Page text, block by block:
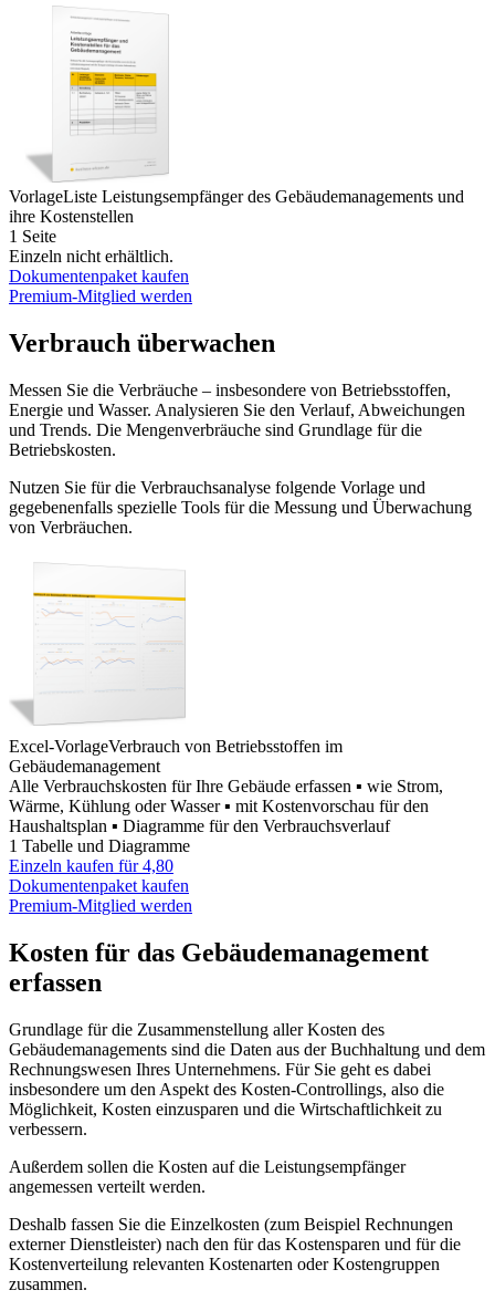
VorlageListe Leistungsempfänger des Gebäudemanagements und
ihre Kostenstellen
1 Seite
Einzeln nicht erhältlich.
Dokumentenpaket kaufen
Premium-Mitglied werden
Verbrauch überwachen
Messen Sie die Verbräuche – insbesondere von Betriebsstoffen,
Energie und Wasser. Analysieren Sie den Verlauf, Abweichungen
und Trends. Die Mengenverbräuche sind Grundlage für die
Betriebskosten.
Nutzen Sie für die Verbrauchsanalyse folgende Vorlage und
gegebenenfalls spezielle Tools für die Messung und Überwachung
von Verbräuchen.
Excel-VorlageVerbrauch von Betriebsstoffen im
Gebäudemanagement
Alle Verbrauchskosten für Ihre Gebäude erfassen ▪ wie Strom,
Wärme, Kühlung oder Wasser ▪ mit Kostenvorschau für den
Haushaltsplan ▪ Diagramme für den Verbrauchsverlauf
1 Tabelle und Diagramme
Einzeln kaufen für4,80
Dokumentenpaket kaufen
Premium-Mitglied werden
Kosten für das Gebäudemanagement
erfassen
Grundlage für die Zusammenstellung aller Kosten des
Gebäudemanagements sind die Daten aus der Buchhaltung und dem
Rechnungswesen Ihres Unternehmens. Für Sie geht es dabei
insbesondere um den Aspekt des Kosten-Controllings, also die
Möglichkeit, Kosten einzusparen und die Wirtschaftlichkeit zu
verbessern.
Außerdem sollen die Kosten auf die Leistungsempfänger
angemessen verteilt werden.
Deshalb fassen Sie die Einzelkosten (zum Beispiel Rechnungen
externer Dienstleister) nach den für das Kostensparen und für die
Kostenverteilung relevanten Kostenarten oder Kostengruppen
zusammen.